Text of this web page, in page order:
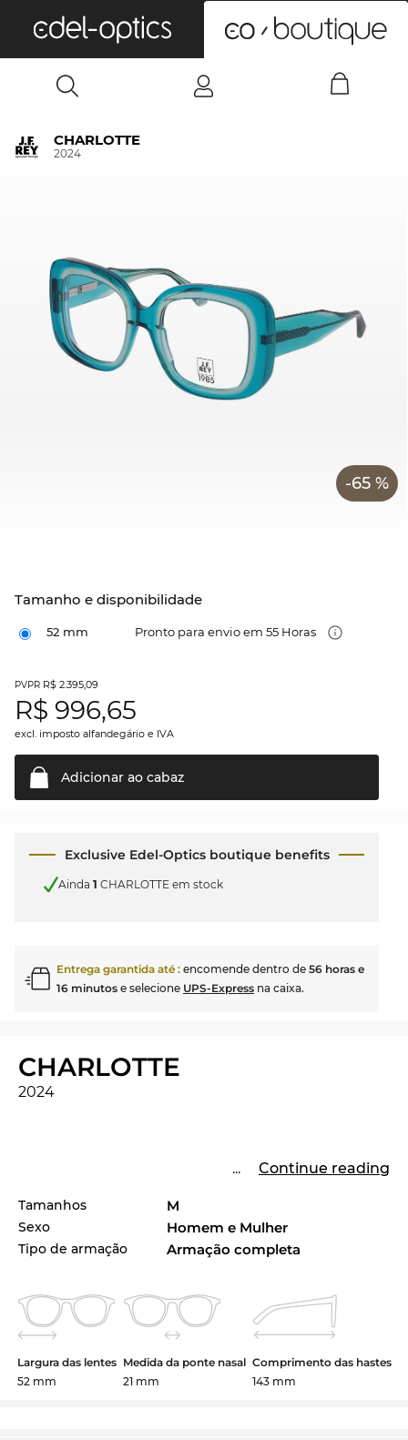
CHARLOTTE
2024
-65 %
Tamanho e disponibilidade
52 mm Pronto para envio em 55 Horas
PVPR R$ 2.395,09
R$ 996,65
excl. imposto alfandegário e IVA
Adicionar ao cabaz
Exclusive Edel-Optics boutique benefits
Ainda 1 CHARLOTTE em stock
Entrega garantida até : encomende dentro de 56 horas e
16 minutos e selecione UPS-Express na caixa.
CHARLOTTE
2024
... Continue reading
Tamanhos M
Sexo Homem e Mulher
Tipo de armação Armação completa
Largura das lentes
52 mm
Medida da ponte nasal
21 mm
Comprimento das hastes
143 mm